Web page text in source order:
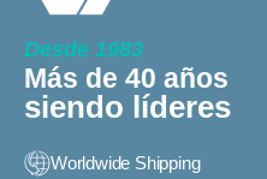
Desde 1983
Más de 40 años
siendo líderes
Worldwide Shipping